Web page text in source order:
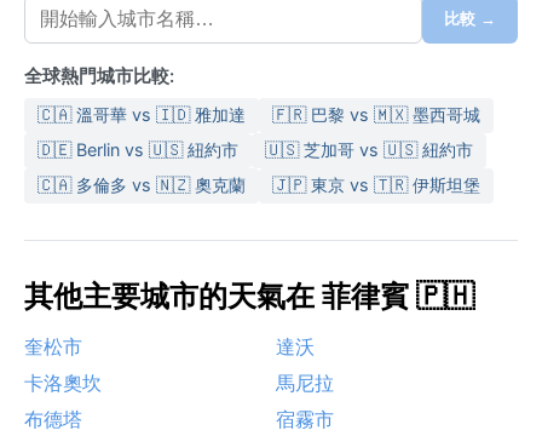
比較 →
全球熱門城市比較:
🇨🇦 溫哥華 vs 🇮🇩 雅加達
🇫🇷 巴黎 vs 🇲🇽 墨西哥城
🇩🇪 Berlin vs 🇺🇸 紐約市
🇺🇸 芝加哥 vs 🇺🇸 紐約市
🇨🇦 多倫多 vs 🇳🇿 奧克蘭
🇯🇵 東京 vs 🇹🇷 伊斯坦堡
其他主要城市的天氣在 菲律賓 🇵🇭
奎松市
達沃
卡洛奧坎
馬尼拉
布德塔
宿霧市